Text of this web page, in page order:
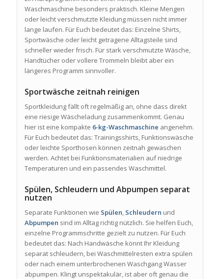
Waschmaschine besonders praktisch. Kleine Mengen
oder leicht verschmutzte Kleidung müssen nicht immer
lange laufen. Für Euch bedeutet das: Einzelne Shirts,
Sportwäsche oder leicht getragene Alltagsteile sind
schneller wieder frisch. Für stark verschmutzte Wäsche,
Handtücher oder vollere Trommeln bleibt aber ein
längeres Programm sinnvoller.
Sportwäsche zeitnah reinigen
Sportkleidung fällt oft regelmäßig an, ohne dass direkt
eine riesige Wäscheladung zusammenkommt. Genau
hier ist eine kompakte 6-kg-Waschmaschine angenehm.
Für Euch bedeutet das: Trainingsshirts, Funktionswäsche
oder leichte Sporthosen können zeitnah gewaschen
werden. Achtet bei Funktionsmaterialien auf niedrige
Temperaturen und ein passendes Waschmittel.
Spülen, Schleudern und Abpumpen separat
nutzen
Separate Funktionen wie Spülen, Schleudern und
Abpumpen sind im Alltag richtig nützlich. Sie helfen Euch,
einzelne Programmschritte gezielt zu nutzen. Für Euch
bedeutet das: Nach Handwäsche könnt Ihr Kleidung
separat schleudern, bei Waschmittelresten extra spülen
oder nach einem unterbrochenen Waschgang Wasser
abpumpen. Klingt unspektakulär, ist aber oft genau die